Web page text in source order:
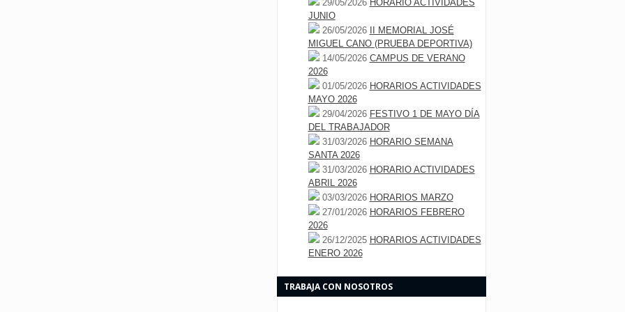
29/05/2026 HORARIO ACTIVIDADES
JUNIO
26/05/2026 II MEMORIAL JOSÉ
MIGUEL CANO (PRUEBA DEPORTIVA)
14/05/2026 CAMPUS DE VERANO
2026
01/05/2026 HORARIOS ACTIVIDADES
MAYO 2026
29/04/2026 FESTIVO 1 DE MAYO DÍA
DEL TRABAJADOR
31/03/2026 HORARIO SEMANA
SANTA 2026
31/03/2026 HORARIO ACTIVIDADES
ABRIL 2026
03/03/2026 HORARIOS MARZO
27/01/2026 HORARIOS FEBRERO
2026
26/12/2025 HORARIOS ACTIVIDADES
ENERO 2026
TRABAJA CON NOSOTROS